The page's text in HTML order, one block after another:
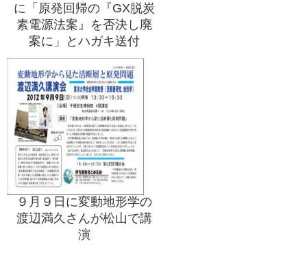
に「原発回帰の『GX脱炭
素電源法案』を否決し廃
案に」とハガキ送付
９月９日に変動地形学の
渡辺満久さんが松山で講
演